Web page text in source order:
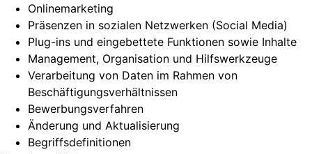
Onlinemarketing
Präsenzen in sozialen Netzwerken (Social Media)
Plug-ins und eingebettete Funktionen sowie Inhalte
Management, Organisation und Hilfswerkzeuge
Verarbeitung von Daten im Rahmen von
Beschäftigungsverhältnissen
Bewerbungsverfahren
Änderung und Aktualisierung
Begriffsdefinitionen